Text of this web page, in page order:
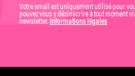
Votre email est uniquement utilisé pour
pouvez vous y désinscrire à tout moment
newsletter. Informations légales